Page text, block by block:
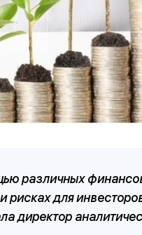
различных
для
директор